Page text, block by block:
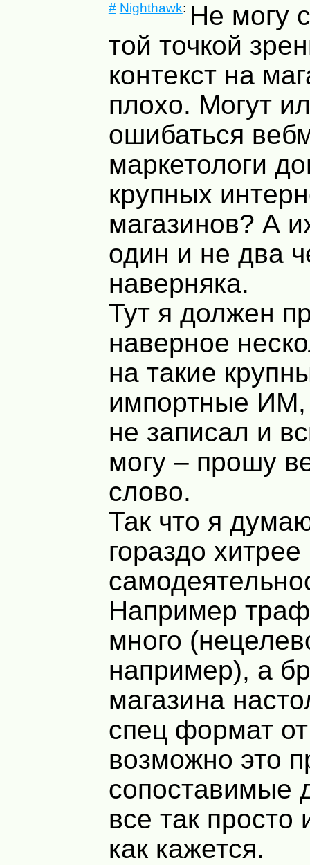
# Nighthawk: Не могу
той точкой
контекст на
плохо. Могут
ошибаться
маркетологи
крупных
магазинов? А
один и не два
наверняка.
Тут я должен
наверное
на такие
импортные ИМ,
не записал и
могу – прошу
слово.
Так что я
гораздо
Например
много
например), а
магазина
спец формат
возможно это
сопоставимые
все так просто
как кажется.